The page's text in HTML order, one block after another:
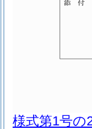
様式第1号の